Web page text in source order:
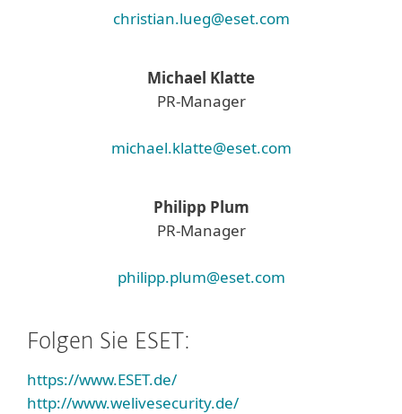
christian.lueg@eset.com
Michael Klatte
PR-Manager
michael.klatte@eset.com
Philipp Plum
PR-Manager
philipp.plum@eset.com
Folgen Sie ESET:
https://www.ESET.de/
http://www.welivesecurity.de/